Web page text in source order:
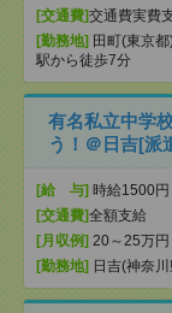
[交通費]交通費実費
[勤務地] 田町(東京
駅から徒歩7分
有名私立中学
う！＠日吉[派
[給 与] 時給1500
[交通費]全額支給
[月収例] 20～25万円
[勤務地] 日吉(神奈